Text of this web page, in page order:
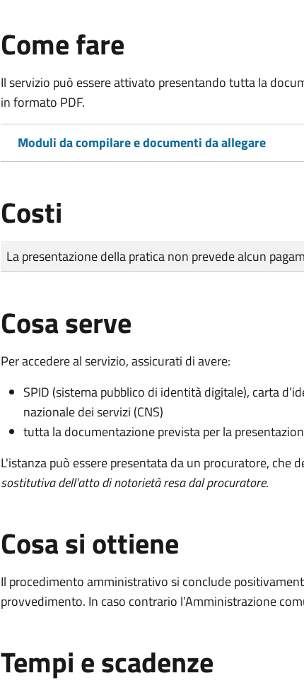
Come fare
Il servizio può essere attivato presentando tutta la
in formato PDF.
Moduli da compilare e documenti da allegare
Costi
Tipo di pagamento
Importo
La presentazione della pratica non prevede alcun
Cosa serve
Per accedere al servizio, assicurati di avere:
SPID (sistema pubblico di identità digitale), carta
nazionale dei servizi (CNS)
tutta la documentazione prevista per la
L'istanza può essere presentata da un procuratore, che
sostitutiva dell'atto di notorietà resa dal procuratore.
Cosa si ottiene
Il procedimento amministrativo si conclude
provvedimento. In caso contrario l’Amministrazione
Tempi e scadenze